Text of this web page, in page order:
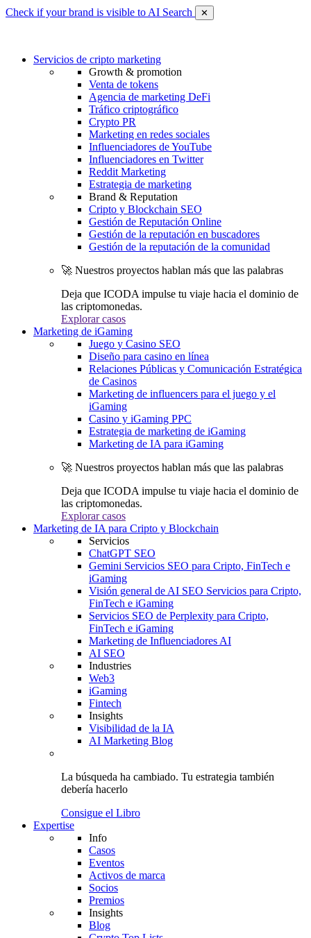
Check if your brand is visible to AI Search ✕
Servicios de cripto marketing
Growth & promotion
Venta de tokens
Agencia de marketing DeFi
Tráfico criptográfico
Crypto PR
Marketing en redes sociales
Influenciadores de YouTube
Influenciadores en Twitter
Reddit Marketing
Estrategia de marketing
Brand & Reputation
Cripto y Blockchain SEO
Gestión de Reputación Online
Gestión de la reputación en buscadores
Gestión de la reputación de la comunidad
🚀 Nuestros proyectos hablan más que las palabras
Deja que ICODA impulse tu viaje hacia el dominio de
las criptomonedas.
Explorar casos
Marketing de iGaming
Juego y Casino SEO
Diseño para casino en línea
Relaciones Públicas y Comunicación Estratégica
de Casinos
Marketing de influencers para el juego y el
iGaming
Casino y iGaming PPC
Estrategia de marketing de iGaming
Marketing de IA para iGaming
🚀 Nuestros proyectos hablan más que las palabras
Deja que ICODA impulse tu viaje hacia el dominio de
las criptomonedas.
Explorar casos
Marketing de IA para Cripto y Blockchain
Servicios
ChatGPT SEO
Gemini Servicios SEO para Cripto, FinTech e
iGaming
Visión general de AI SEO Servicios para Cripto,
FinTech e iGaming
Servicios SEO de Perplexity para Cripto,
FinTech e iGaming
Marketing de Influenciadores AI
AI SEO
Industries
Web3
iGaming
Fintech
Insights
Visibilidad de la IA
AI Marketing Blog
La búsqueda ha cambiado. Tu estrategia también
debería hacerlo
Consigue el Libro
Expertise
Info
Casos
Eventos
Activos de marca
Socios
Premios
Insights
Blog